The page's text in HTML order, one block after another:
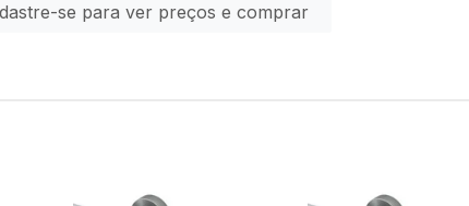
se para ver preços e comprar